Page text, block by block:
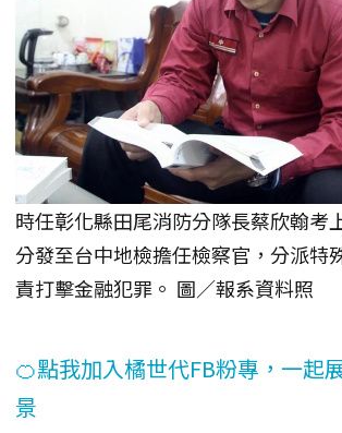
時任彰化縣田尾消防分隊長蔡欣翰考
分發至台中地檢擔任檢察官，分派特
責打擊金融犯罪。 圖／報系資料照
🍊點我加入橘世代FB粉專，一起
景